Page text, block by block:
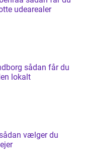
udearealer
får du
lokalt
vælger du